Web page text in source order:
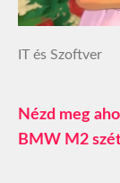
IT és Szoftver
Nézd meg
BMW M2